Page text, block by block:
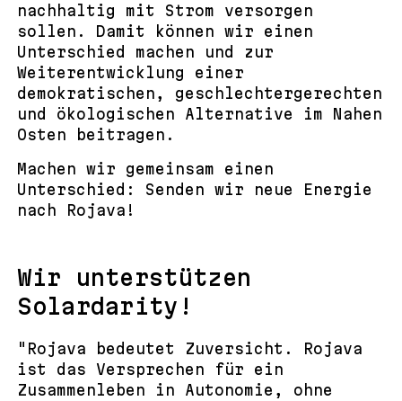
nachhaltig mit Strom versorgen
sollen. Damit können wir einen
Unterschied machen und zur
Weiterentwicklung einer
demokratischen, geschlechtergerechten
und ökologischen Alternative im Nahen
Osten beitragen.
Machen wir gemeinsam einen
Unterschied: Senden wir neue Energie
nach Rojava!
Wir unterstützen
Solardarity!
"Rojava bedeutet Zuversicht. Rojava
ist das Versprechen für ein
Zusammenleben in Autonomie, ohne